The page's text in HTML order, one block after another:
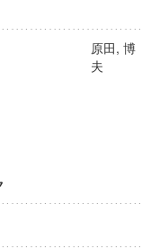
原田, 博
夫